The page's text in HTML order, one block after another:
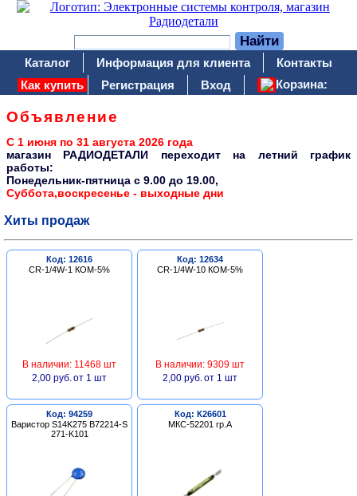
Каталог Информация для клиента
Контакты
Как купить
Регистрация Вход Корзина:
Объявление
С 1 июня по 31 августа 2026 года
магазин РАДИОДЕТАЛИ переходит на летний график
работы:
Понедельник-пятница c 9.00 до 19.00,
Суббота,воскресенье - выходные дни
Хиты продаж
Код: 12616
CR-1/4W-1 КОМ-5%
В наличии: 11468 шт
2,00 руб. от 1 шт
Код: 12634
CR-1/4W-10 КОМ-5%
В наличии: 9309 шт
2,00 руб. от 1 шт
Код: 94259
Варистор S14K275 B72214-S
271-K101
Код: К26601
МКС-52201 гр.А